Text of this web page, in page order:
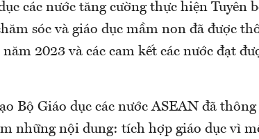
các nước tăng cường thực hiện Tuyên
sóc và giáo dục mầm non đã được
2023 và các cam kết các nước đạt
Bộ Giáo dục các nước ASEAN đã thông
những nội dung: tích hợp giáo dục vì